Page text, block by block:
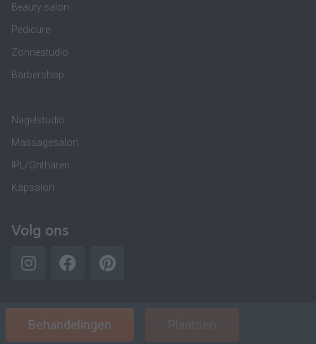
Beauty salon
Pedicure
Zonnestudio
Barbershop
Nagelstudio
Massagesalon
IPL/Ontharen
Kapsalon
Volg ons
Behandelingen Plaatsen